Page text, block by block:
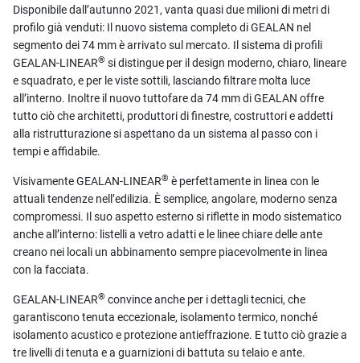
Disponibile dall’autunno 2021, vanta quasi due milioni di metri di
profilo già venduti: Il nuovo sistema completo di GEALAN nel
segmento dei 74 mm è arrivato sul mercato. Il sistema di profili
GEALAN-LINEAR® si distingue per il design moderno, chiaro, lineare
e squadrato, e per le viste sottili, lasciando filtrare molta luce
all’interno. Inoltre il nuovo tuttofare da 74 mm di GEALAN offre
tutto ciò che architetti, produttori di finestre, costruttori e addetti
alla ristrutturazione si aspettano da un sistema al passo con i
tempi e affidabile.
Visivamente GEALAN-LINEAR® è perfettamente in linea con le
attuali tendenze nell’edilizia. È semplice, angolare, moderno senza
compromessi. Il suo aspetto esterno si riflette in modo sistematico
anche all’interno: listelli a vetro adatti e le linee chiare delle ante
creano nei locali un abbinamento sempre piacevolmente in linea
con la facciata.
GEALAN-LINEAR® convince anche per i dettagli tecnici, che
garantiscono tenuta eccezionale, isolamento termico, nonché
isolamento acustico e protezione antieffrazione. E tutto ciò grazie a
tre livelli di tenuta e a guarnizioni di battuta su telaio e ante.